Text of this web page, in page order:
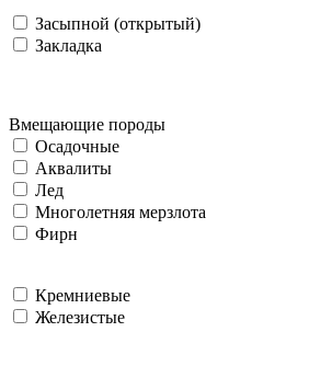
Засыпной (открытый)
Закладка
Вмещающие породы
Осадочные
Аквалиты
Лед
Многолетняя мерзлота
Фирн
Кремниевые
Железистые